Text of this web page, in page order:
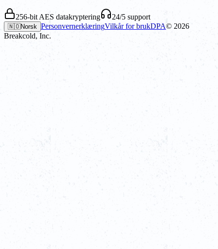
256-bit AES datakryptering 24/5 support
🇳🇴Norsk PersonvernerklæringVilkår for brukDPA© 2026
Breakcold, Inc.